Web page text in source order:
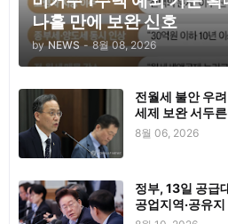
나흘 만에 보완 신호
by NEWS - 8월 08, 2026
전월세 불안 우
세제 보완 서두
8월 06, 2026
정부, 13일 공급
공업지역·공유